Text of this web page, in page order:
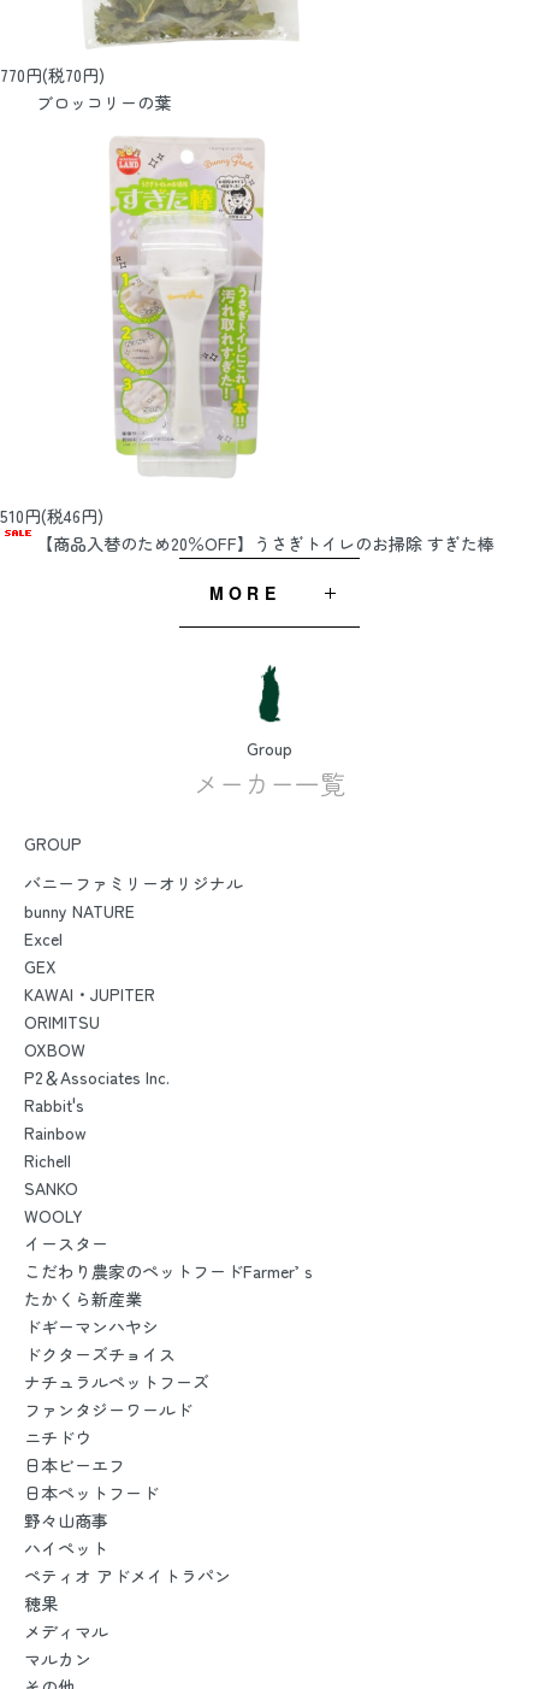
770円(税70円)
ブロッコリーの葉
510円(税46円)
【商品入替のため20％OFF】うさぎトイレのお掃除 すぎた棒
MORE
Group
メーカー一覧
GROUP
バニーファミリーオリジナル
bunny NATURE
Excel
GEX
KAWAI・JUPITER
ORIMITSU
OXBOW
P2＆Associates Inc.
Rabbit's
Rainbow
Richell
SANKO
WOOLY
イースター
こだわり農家のペットフードFarmer’ｓ
たかくら新産業
ドギーマンハヤシ
ドクターズチョイス
ナチュラルペットフーズ
ファンタジーワールド
ニチドウ
日本ビーエフ
日本ペットフード
野々山商事
ハイペット
ペティオ アドメイトラパン
穂果
メディマル
マルカン